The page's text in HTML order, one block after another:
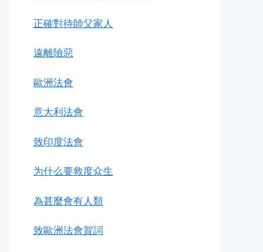
正確對待師父家人
遠離險惡
歐洲法會
意大利法會
致印度法會
为什么要救度众生
為甚麼會有人類
致歐洲法會賀詞